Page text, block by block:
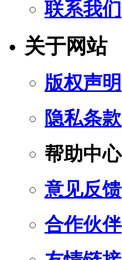
联系我们
关于网站
版权声明
隐私条款
帮助中心
意见反馈
合作伙伴